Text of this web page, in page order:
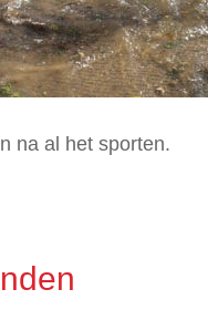
na al het sporten.